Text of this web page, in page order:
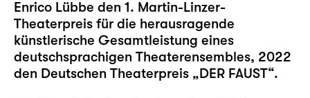
Enrico Lübbe den 1. Martin-Linzer-
Theaterpreis für die herausragende
künstlerische Gesamtleistung eines
deutschsprachigen Theaterensembles, 2022
den Deutschen Theaterpreis „DER FAUST“.